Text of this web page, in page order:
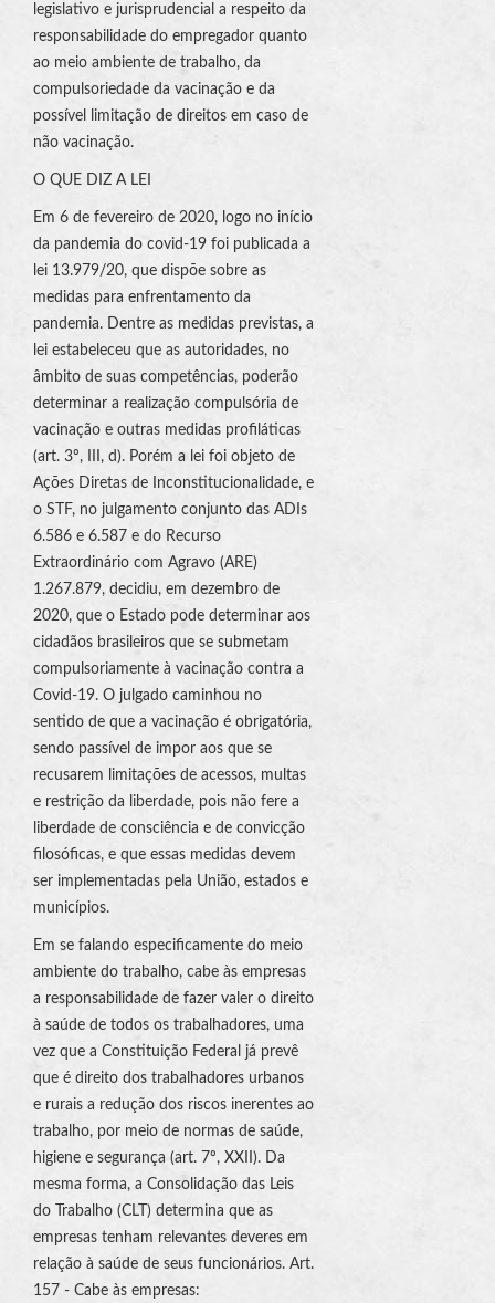
legislativo e jurisprudencial a respeito da
responsabilidade do empregador quanto
ao meio ambiente de trabalho, da
compulsoriedade da vacinação e da
possível limitação de direitos em caso de
não vacinação.
O QUE DIZ A LEI
Em 6 de fevereiro de 2020, logo no início
da pandemia do covid-19 foi publicada a
lei 13.979/20, que dispõe sobre as
medidas para enfrentamento da
pandemia. Dentre as medidas previstas, a
lei estabeleceu que as autoridades, no
âmbito de suas competências, poderão
determinar a realização compulsória de
vacinação e outras medidas profiláticas
(art. 3º, III, d). Porém a lei foi objeto de
Ações Diretas de Inconstitucionalidade, e
o STF, no julgamento conjunto das ADIs
6.586 e 6.587 e do Recurso
Extraordinário com Agravo (ARE)
1.267.879, decidiu, em dezembro de
2020, que o Estado pode determinar aos
cidadãos brasileiros que se submetam
compulsoriamente à vacinação contra a
Covid-19. O julgado caminhou no
sentido de que a vacinação é obrigatória,
sendo passível de impor aos que se
recusarem limitações de acessos, multas
e restrição da liberdade, pois não fere a
liberdade de consciência e de convicção
filosóficas, e que essas medidas devem
ser implementadas pela União, estados e
municípios.
Em se falando especificamente do meio
ambiente do trabalho, cabe às empresas
a responsabilidade de fazer valer o direito
à saúde de todos os trabalhadores, uma
vez que a Constituição Federal já prevê
que é direito dos trabalhadores urbanos
e rurais a redução dos riscos inerentes ao
trabalho, por meio de normas de saúde,
higiene e segurança (art. 7º, XXII). Da
mesma forma, a Consolidação das Leis
do Trabalho (CLT) determina que as
empresas tenham relevantes deveres em
relação à saúde de seus funcionários. Art.
157 - Cabe às empresas: